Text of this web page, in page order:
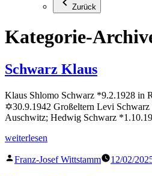
Zurück
Kategorie-
Schwarz Klaus
Klaus Shlomo Schwarz *9.2.1928 in
✡30.9.1942 Großeltern Levi
Auschwitz; Hedwig Schwarz
„Schwarz
weiterlesen
Veröffentlicht
Franz-Josef Wittstamm 12/02/